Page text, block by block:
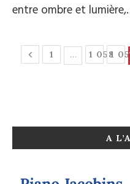
entre ombre et
1 … 1 0581
A